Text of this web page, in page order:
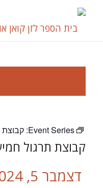
Event Series:
קבוצת תרגול
דצמבר 5, 2024 - 18:00